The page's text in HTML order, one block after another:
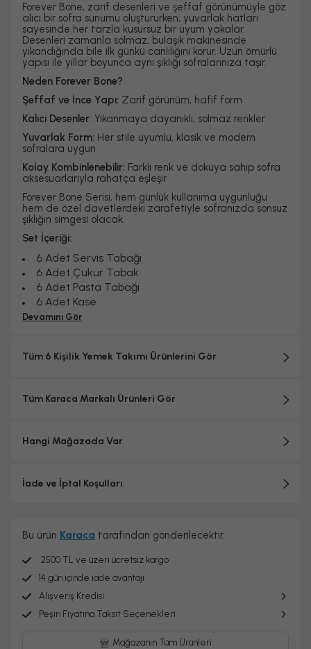
Forever Bone, zarif desenleri ve şeffaf görünümüyle göz
alıcı bir sofra sunumu oluştururken, yuvarlak hatları
sayesinde her tarzla kusursuz bir uyum yakalar.
Desenleri zamanla solmaz, bulaşık makinesinde
yıkandığında bile ilk günkü canlılığını korur. Uzun ömürlü
yapısı ile yıllar boyunca aynı şıklığı sofralarınıza taşır.
Neden Forever Bone?
Şeffaf ve İnce Yapı: Zarif görünüm, hafif form
Kalıcı Desenler: Yıkanmaya dayanıklı, solmaz renkler
Yuvarlak Form: Her stile uyumlu, klasik ve modern
sofralara uygun
Kolay Kombinlenebilir: Farklı renk ve dokuya sahip sofra
aksesuarlarıyla rahatça eşleşir
Forever Bone Serisi, hem günlük kullanıma uygunluğu
hem de özel davetlerdeki zarafetiyle sofranızda sonsuz
şıklığın simgesi olacak.
Set İçeriği:
6 Adet Servis Tabağı
6 Adet Çukur Tabak
6 Adet Pasta Tabağı
6 Adet Kase
Devamını Gör
Tüm 6 Kişilik Yemek Takımı Ürünlerini Gör
Tüm Karaca Markalı Ürünleri Gör
Hangi Mağazada Var
İade ve İptal Koşulları
Bu ürün Karaca tarafından gönderilecektir.
2500 TL ve üzeri ücretsiz kargo
14 gün içinde iade avantajı
Alışveriş Kredisi
Peşin Fiyatına Taksit Seçenekleri
Mağazanın Tüm Ürünleri